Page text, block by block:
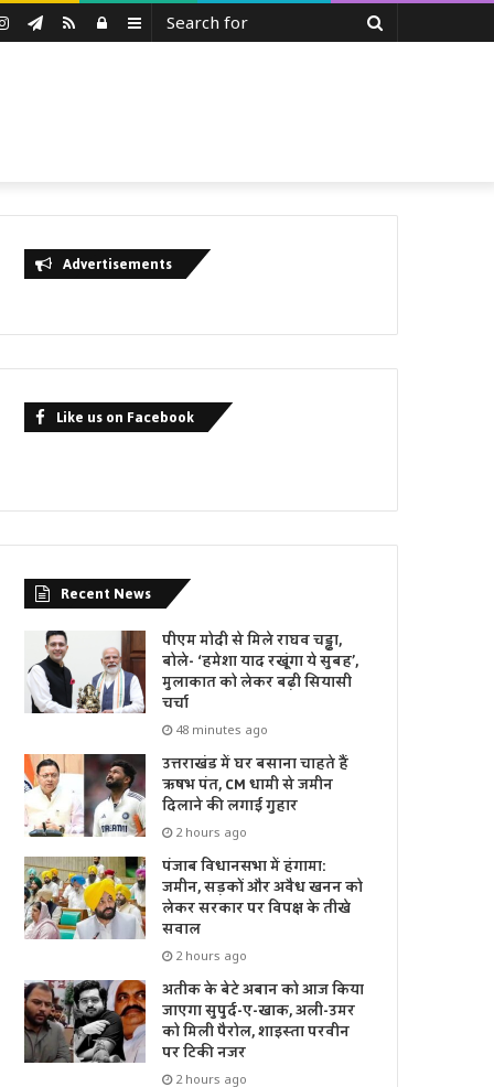
Sidebar
Log
RSS
Telegram
Instagram
Advertisements
Like us on Facebook
Recent News
पीएम मोदी से मिले राघव चड्ढा,
बोले- ‘हमेशा याद रखूंगा ये सुबह’,
मुलाकात को लेकर बढ़ी सियासी
चर्चा
48 minutes ago
उत्तराखंड में घर बसाना चाहते हैं
ऋषभ पंत, CM धामी से जमीन
दिलाने की लगाई गुहार
2 hours ago
पंजाब विधानसभा में हंगामा:
जमीन, सड़कों और अवैध खनन को
लेकर सरकार पर विपक्ष के तीखे
सवाल
2 hours ago
अतीक के बेटे अबान को आज किया
जाएगा सुपुर्द-ए-खाक, अली-उमर
को मिली पैरोल, शाइस्ता परवीन
पर टिकी नजर
2 hours ago